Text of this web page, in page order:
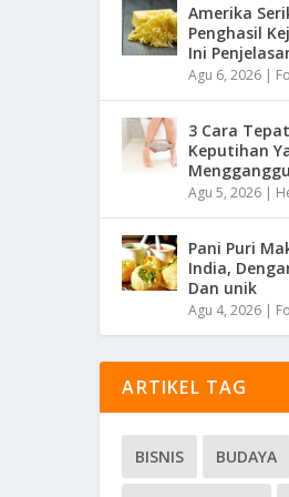
Amerika
Penghasil
Ini
Agu 6, 2026 |
3 Cara
Keputihan
Mengganggu
Agu 5, 2026 |
Pani Puri
India,
Dan unik
Agu 4, 2026 |
ARTIKEL TAG
BISNIS BUDAYA